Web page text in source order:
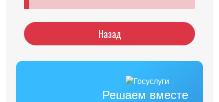
Назад
Решаем вместе